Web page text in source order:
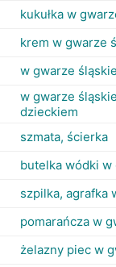
kukułka w
krem w gwarze
w gwarze
w gwarze
dzieckiem
szmata, ścierka
butelka wódki
szpilka, agrafka
pomarańcza w
żelazny piec w